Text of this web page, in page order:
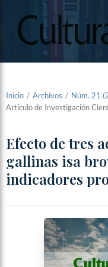
Inicio / Archivos / Núm. 21
Artículo de Investigación
Efecto de tres
gallinas isa
indicadores